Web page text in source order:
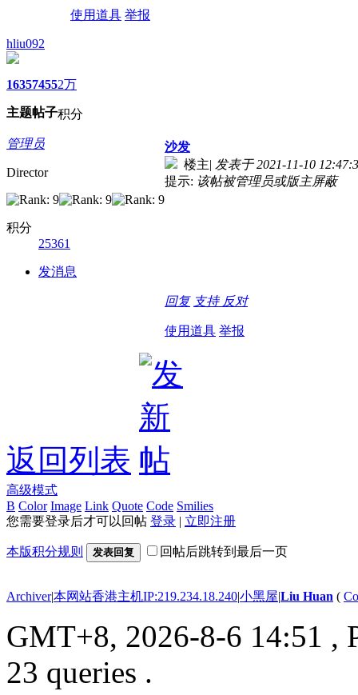
使用道具 举报
hliu092
1635
主题
7455
帖子
2万
积分
管理员
Director
积分
25361
发消息
沙发
楼主| 发表于 2021-11-10
提示: 该帖被管理员或版主屏蔽
回复 支持 反对
使用道具 举报
返回列表
高级模式
B Color Image Link Quote Code Smilies
您需要登录后才可以回帖 登录 | 立即注册
本版积分规则 发表回复 回帖后跳转到最后一页
Archiver|本网站香港主机IP:219.234.18.240|小黑屋|Liu Huan (
GMT+8, 2026-8-6 14:51 ,
23 queries .